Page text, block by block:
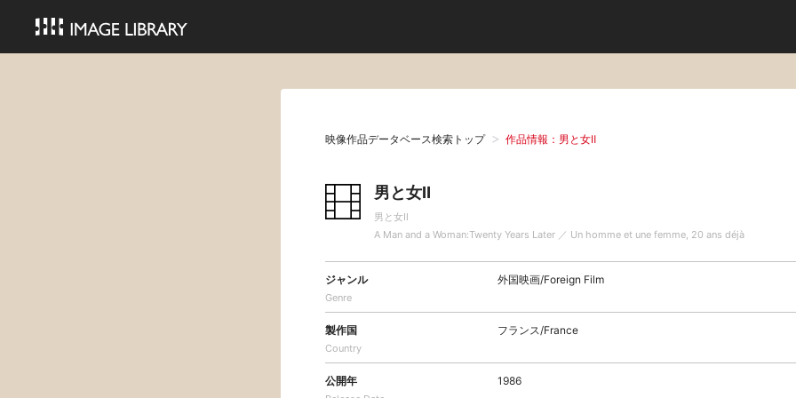
映像作品データベース検索トップ 作品情報：男と女Ⅱ
男と女Ⅱ
男と女Ⅱ
A Man and a Woman:Twenty Years Later ／ Un homme et une femme, 20 ans déjà
ジャンル
Genre
外国映画/Foreign Film
製作国
Country
フランス/France
公開年 1986